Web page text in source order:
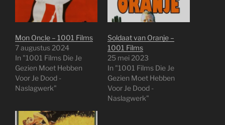
Mon Oncle – 1001 Films
7 augustus 2024
In "1001 Films Die Je
Gezien Moet Hebben
Voor Je Dood -
Naslagwerk"
Soldaat van Oranje –
1001 Films
25 mei 2023
In "1001 Films Die Je
Gezien Moet Hebben
Voor Je Dood -
Naslagwerk"